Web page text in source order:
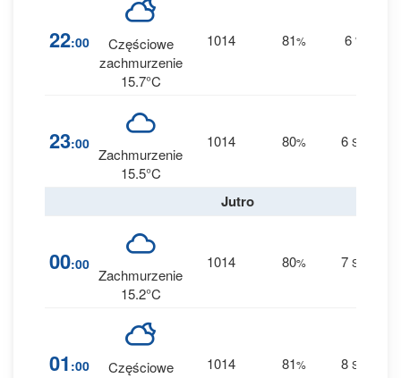
22:00
Częściowe
zachmurzenie
15.7°C
1014 81% 6 W
23:00
Zachmurzenie
15.5°C
1014 80% 6 SW
Jutro
00:00
Zachmurzenie
15.2°C
1014 80% 7 SW
01 :00
Częściowe
1014 81% 8 SW